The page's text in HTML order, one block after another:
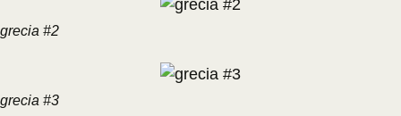
grecia #2
grecia #3